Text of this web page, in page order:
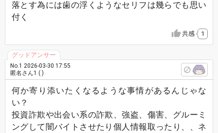
落とす為には歯の浮くようなセリフは幾らでも思い
付く
共感 1
No.1 2026-03-30 17:55
匿名さん1 ( )
何か寄り添いたくなるような事情があるんじゃな
い？
投資詐欺や出会い系の詐欺、強盗、傷害、グルーミ
ングして闇バイトさせたり個人情報取ったり、、ネ